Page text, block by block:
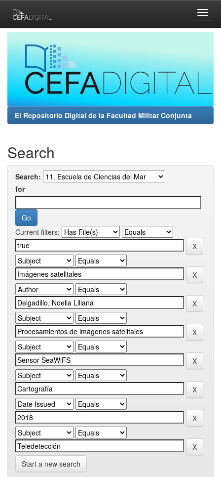
navigation
El Repositorio Digital de la Facultad Militar Conjunta
Search
Search:
for
Current filters:
Start a new search